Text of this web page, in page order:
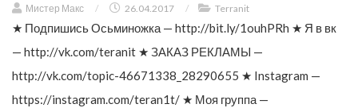
Мистер Макс / 26.04.2017 / Terranit
★ Подпишись Осьминожка — http://bit.ly/1ouhPRh ★ Я в вк
— http://vk.com/teranit ★ ЗАКАЗ РЕКЛАМЫ —
http://vk.com/topic-46671338_28290655 ★ Instagram —
https://instagram.com/teran1t/ ★ Моя группа —